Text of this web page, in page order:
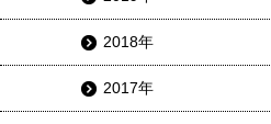
2018年
2017年